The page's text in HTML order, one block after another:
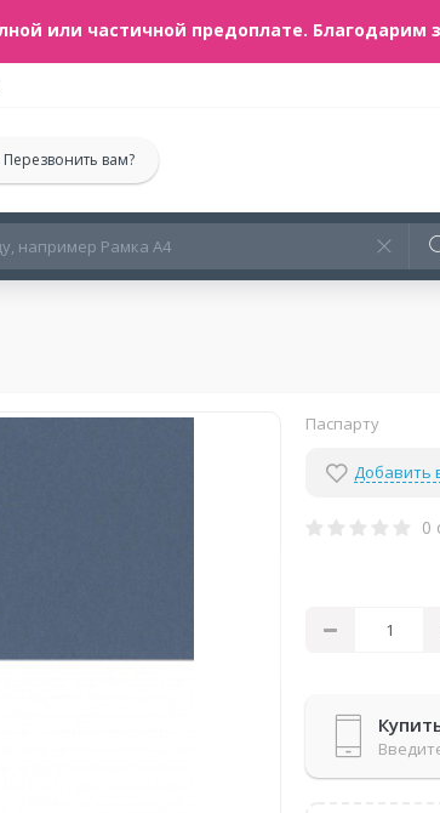
или частичной предоплате.
Перезвонить вам?
Паспарту
Добавить
0